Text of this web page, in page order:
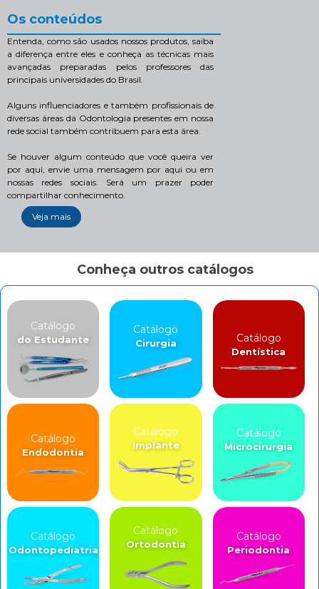
Os conteúdos
Entenda, como são usados nossos produtos, saiba
a diferença entre eles e conheça as técnicas mais
avançadas preparadas pelos professores das
principais universidades do Brasil.
Alguns influenciadores e também profissionais de
diversas áreas da Odontologia presentes em nossa
rede social também contribuem para esta área.
Se houver algum conteúdo que você queira ver
por aqui, envie uma mensagem por aqui ou em
nossas redes sociais. Será um prazer poder
compartilhar conhecimento.
Veja mais
Conheça outros catálogos
Catálogo
do Estudante
Catálogo
Cirurgia Catálogo
Dentística
Catálogo
Endodontia
Catálogo
Implante
Catálogo
Microcirurgia
Catálogo
Odontopediatria
Catálogo
Ortodontia
Catálogo
Periodontia